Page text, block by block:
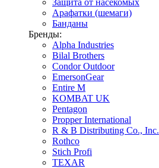
Защита от насекомых
Арафатки (шемаги)
Банданы
Бренды:
Alpha Industries
Bilal Brothers
Condor Outdoor
EmersonGear
Entire M
KOMBAT UK
Pentagon
Propper International
R & B Distributing Co., Inc.
Rothco
Stich Profi
TEXAR